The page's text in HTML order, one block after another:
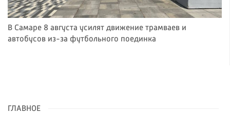
В Самаре 8 августа усилят движение трамваев и
автобусов из-за футбольного поединка
ГЛАВНОЕ